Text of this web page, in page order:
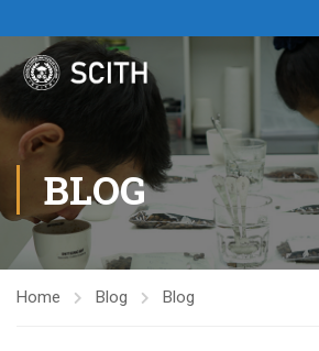
BLOG
Home Blog Blog